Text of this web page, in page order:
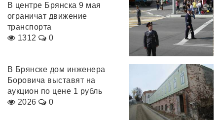
В центре Брянска 9 мая
ограничат движение
транспорта
1312
0
В Брянске дом инженера
Боровича выставят на
аукцион по цене 1 рубль
2026
0